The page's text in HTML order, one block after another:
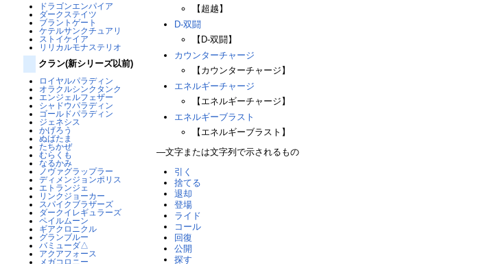
ドラゴンエンパイア
ダークステイツ
ブラントゲート
ケテルサンクチュアリ
ストイケイア
リリカルモナステリオ
クラン(新シリーズ以前)
ロイヤルパラディン
オラクルシンクタンク
エンジェルフェザー
シャドウパラディン
ゴールドパラディン
ジェネシス
かげろう
ぬばたま
たちかぜ
むらくも
なるかみ
ノヴァグラップラー
ディメンジョンポリス
エトランジェ
リンクジョーカー
スパイクブラザーズ
ダークイレギュラーズ
ペイルムーン
ギアクロニクル
グランブルー
バミューダ△
アクアフォース
メガコロニー
【超越】
D-双闘
【D-双闘】
カウンターチャージ
【カウンターチャージ】
エネルギーチャージ
【エネルギーチャージ】
エネルギーブラスト
【エネルギーブラスト】
―文字または文字列で示されるもの
引く
捨てる
退却
登場
ライド
コール
回復
公開
探す